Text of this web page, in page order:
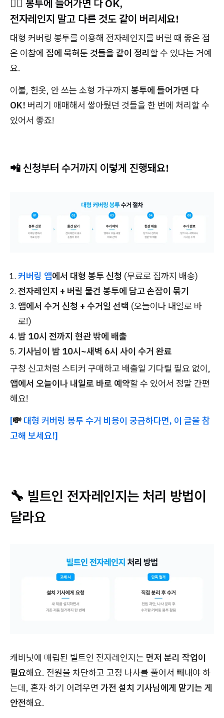
🙆‍♀️ 봉투에 들어가면 다 OK,
전자레인지 말고 다른 것도 같이 버리세요!
대형 커버링 봉투를 이용해 전자레인지를 버릴 때 좋은 점
은 이참에 집에 묵혀둔 것들을 같이 정리할 수 있다는 거예
요.
이불, 헌옷, 안 쓰는 소형 가구까지 봉투에 들어가면 다
OK! 버리기 애매해서 쌓아뒀던 것들을 한 번에 처리할 수
있어서 좋죠!
📲 신청부터 수거까지 이렇게 진행돼요!
커버링 앱에서 대형 봉투 신청 (무료로 집까지 배송)
전자레인지 + 버릴 물건 봉투에 담고 손잡이 묶기
앱에서 수거 신청 + 수거일 선택 (오늘이나 내일로 바
로!)
밤 10시 전까지 현관 밖에 배출
기사님이 밤 10시~새벽 6시 사이 수거 완료
구청 신고처럼 스티커 구매하고 배출일 기다릴 필요 없이,
앱에서 오늘이나 내일로 바로 예약할 수 있어서 정말 간편
해요!
[💸 대형 커버링 봉투 수거 비용이 궁금하다면, 이 글을 참
고해 보세요!]
🔧 빌트인 전자레인지는 처리 방법이
달라요
캐비닛에 매립된 빌트인 전자레인지는 먼저 분리 작업이
필요해요. 전원을 차단하고 고정 나사를 풀어서 빼내야 하
는데, 혼자 하기 어려우면 가전 설치 기사님에게 맡기는 게
안전해요.